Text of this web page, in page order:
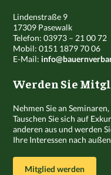
Lindenstraße 9
17309 Pasewalk
Telefon: 03973 – 21 00 72
Mobil: 0151 1879 70 06
E-Mail:
Werden Sie
Nehmen Sie an
Tauschen Sie sich auf
anderen aus und werden
Ihre Interessen nach
Mitglied werden